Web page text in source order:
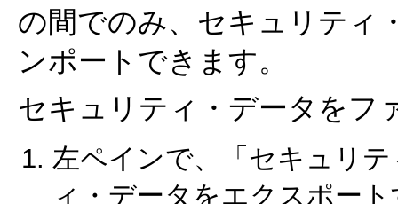
の間でのみ、セキュリティ
ンポートできます。
セキュリティ・データをフ
左ペインで、
「セキュリ
ィ・データをエクスポー